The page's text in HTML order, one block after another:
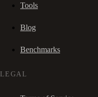
Tools
Blog
Benchmarks
LEGAL